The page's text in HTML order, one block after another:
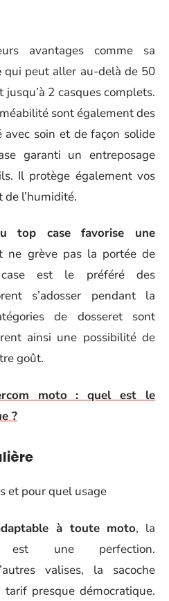
avantages comme sa
qui peut aller au-delà de 50
2 casques complets.
sont également des
avec soin et de façon solide
garanti un entreposage
Il protège également vos
de l’humidité.
top case favorise une
ne grève pas la portée de
est le préféré des
s’adosser pendant la
de dosseret sont
ainsi une possibilité de
goût.
moto : quel est le
?
à toute moto, la
est une perfection.
valises, la sacoche
tarif presque démocratique.